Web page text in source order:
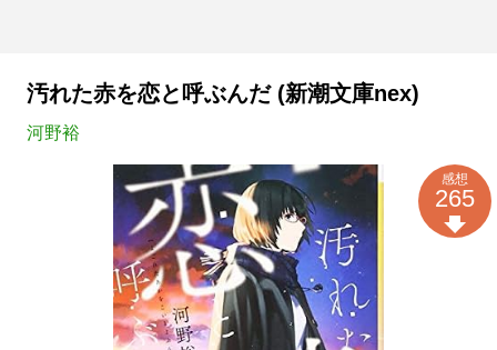
汚れた赤を恋と呼ぶんだ (新潮文庫nex)
河野裕
感想
265